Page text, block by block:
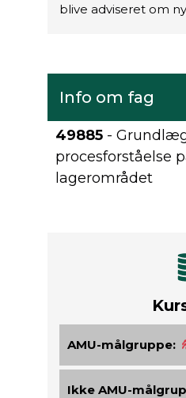
blive adviseret om
Info om fag
49885 -
procesforståelse
lagerområdet
AMU-målgruppe:
Ikke AMU-